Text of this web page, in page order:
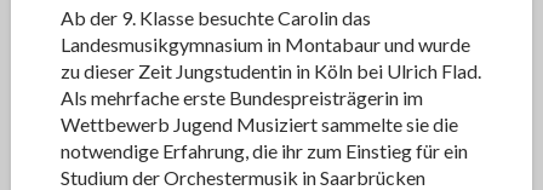
Ab der 9. Klasse besuchte Carolin das
Landesmusikgymnasium in Montabaur und wurde
zu dieser Zeit Jungstudentin in Köln bei Ulrich Flad.
Als mehrfache erste Bundespreisträgerin im
Wettbewerb Jugend Musiziert sammelte sie die
notwendige Erfahrung, die ihr zum Einstieg für ein
Studium der Orchestermusik in Saarbrücken